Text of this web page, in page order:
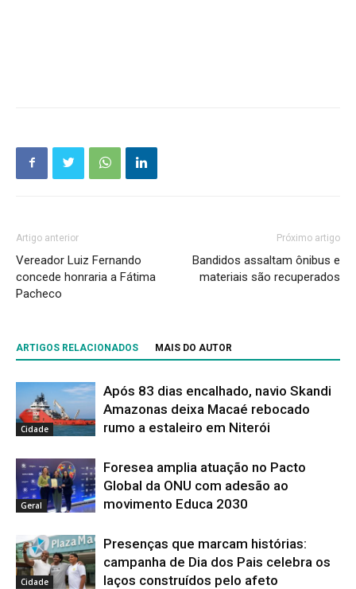
Artigo anterior
Vereador Luiz Fernando
concede honraria a Fátima
Pacheco
Próximo artigo
Bandidos assaltam ônibus e
materiais são recuperados
ARTIGOS RELACIONADOS MAIS DO AUTOR
Cidade
Após 83 dias encalhado, navio Skandi
Amazonas deixa Macaé rebocado
rumo a estaleiro em Niterói
Geral
Foresea amplia atuação no Pacto
Global da ONU com adesão ao
movimento Educa 2030
Cidade
Presenças que marcam histórias:
campanha de Dia dos Pais celebra os
laços construídos pelo afeto